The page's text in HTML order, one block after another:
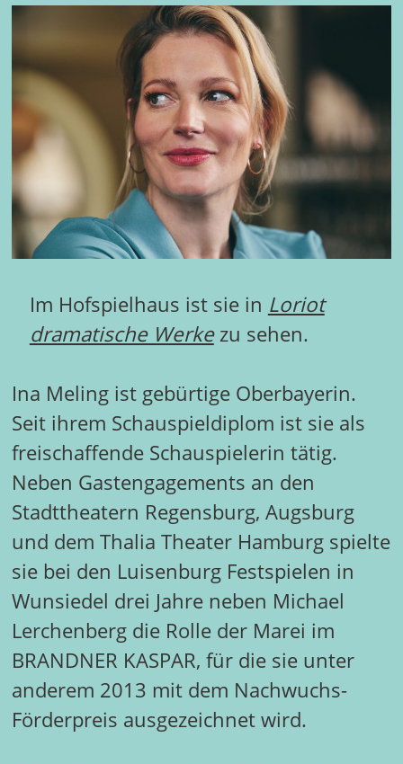
Im Hofspielhaus ist sie in Loriot
dramatische Werkezu sehen.
Ina Meling ist gebürtige Oberbayerin.
Seit ihrem Schauspieldiplom ist sie als
freischaffende Schauspielerin tätig.
Neben Gastengagements an den
Stadttheatern Regensburg, Augsburg
und dem Thalia Theater Hamburg spielte
sie bei den Luisenburg Festspielen in
Wunsiedel drei Jahre neben Michael
Lerchenberg die Rolle der Marei im
BRANDNER KASPAR, für die sie unter
anderem 2013 mit dem Nachwuchs-
Förderpreis ausgezeichnet wird.